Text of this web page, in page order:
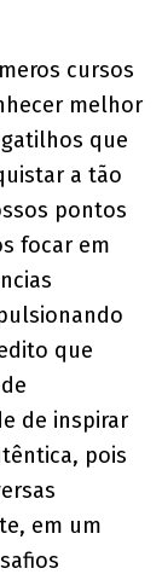
cursos
melhor
que
a tão
pontos
focar em
que
de inspirar
pois
em um